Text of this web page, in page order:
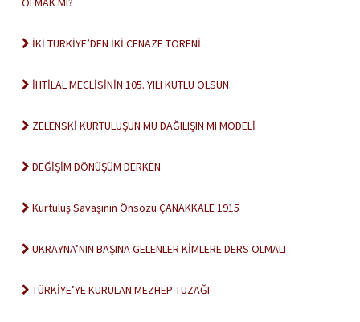
İKİ TÜRKİYE’DEN İKİ CENAZE TÖRENİ
İHTİLAL MECLİSİNİN 105. YILI KUTLU OLSUN
ZELENSKİ KURTULUŞUN MU DAĞILIŞIN MI MODELİ
DEĞİŞİM DÖNÜŞÜM DERKEN
Kurtuluş Savaşının Önsözü ÇANAKKALE 1915
UKRAYNA’NIN BAŞINA GELENLER KİMLERE DERS OLMALI
TÜRKİYE’YE KURULAN MEZHEP TUZAĞI